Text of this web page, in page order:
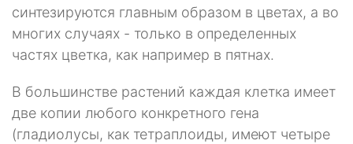
синтезируются главным обра­зом в цветах, а во
многих случаях - только в определенных
частях цветка, как например в пятнах.
В большинстве растений каждая клетка имеет
две копии любого кон­кретного гена
(гладиолусы, как тетраплоиды, имеют четыре